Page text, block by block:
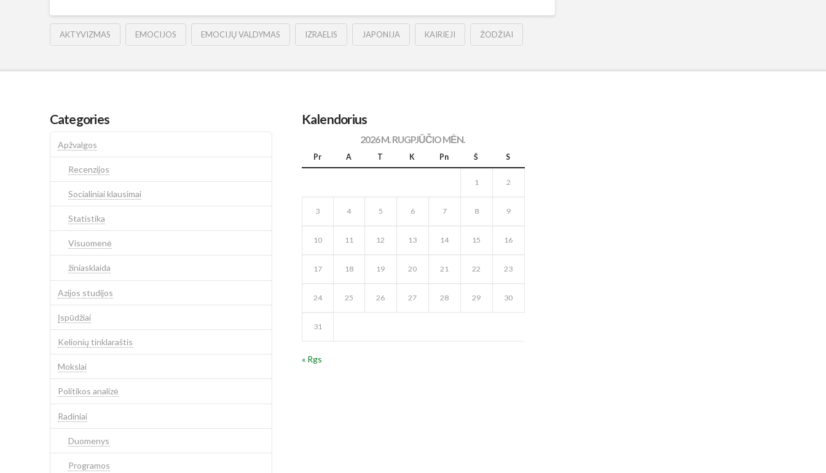
AKTYVIZMAS EMOCIJOS EMOCIJŲ VALDYMAS IZRAELIS JAPONIJA KAIRIEJI ŽODŽIAI
Categories
Apžvalgos
Recenzijos
Socialiniai klausimai
Statistika
Visuomenė
žiniasklaida
Azijos studijos
Įspūdžiai
Kelionių tinklaraštis
Mokslai
Politikos analizė
Radiniai
Duomenys
Programos
Kalendorius
2026 M. RUGPJŪČIO MĖN.
Pr A T K Pn Š S
1 2
3 4 5 6 7 8 9
10 11 12 13 14 15 16
17 18 19 20 21 22 23
24 25 26 27 28 29 30
31
« Rgs